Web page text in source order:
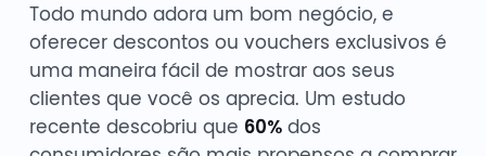
Todo mundo adora um bom negócio, e
oferecer descontos ou vouchers exclusivos é
uma maneira fácil de mostrar aos seus
clientes que você os aprecia. Um estudo
recente descobriu que 60%dos